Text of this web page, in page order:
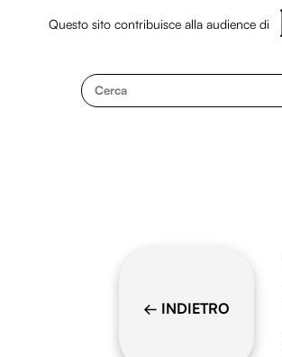
Questo sito contribuisce alla audience di
Cerca
← INDIETRO